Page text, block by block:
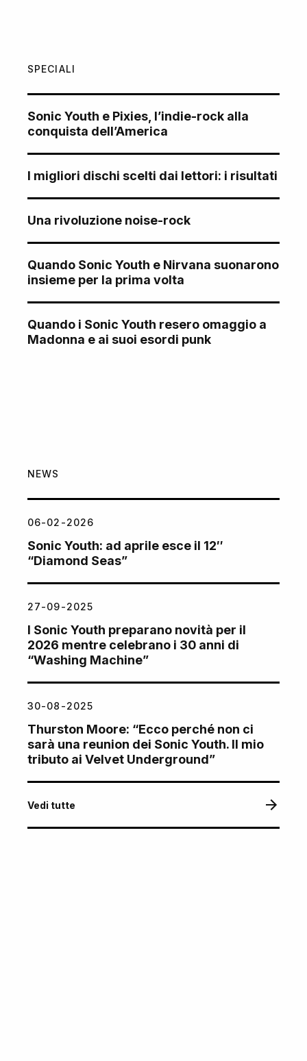
SPECIALI
Sonic Youth e Pixies, l’indie-rock alla
conquista dell’America
I migliori dischi scelti dai lettori: i risultati
Una rivoluzione noise-rock
Quando Sonic Youth e Nirvana suonarono
insieme per la prima volta
Quando i Sonic Youth resero omaggio a
Madonna e ai suoi esordi punk
NEWS
06-02-2026
Sonic Youth: ad aprile esce il 12″
“Diamond Seas”
27-09-2025
I Sonic Youth preparano novità per il
2026 mentre celebrano i 30 anni di
“Washing Machine”
30-08-2025
Thurston Moore: “Ecco perché non ci
sarà una reunion dei Sonic Youth. Il mio
tributo ai Velvet Underground”
Vedi tutte